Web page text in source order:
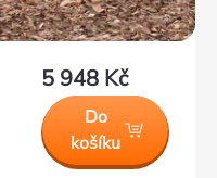
5 948 Kč
Do
košíku